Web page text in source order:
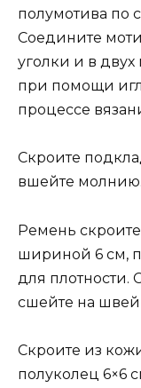
полумотива по
Соедините
уголки и в двух
при помощи
процессе
Скроите
вшейте молнию.
Ремень
шириной 6 см,
для плотности.
сшейте на
Скроите из
полуколец 6×6